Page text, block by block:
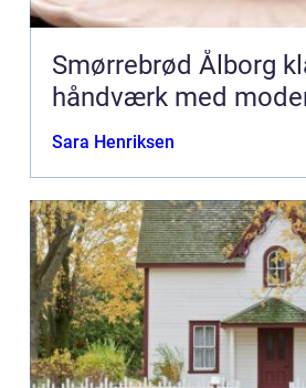
Smørrebrød Ålborg klassisk
håndværk med
Sara Henriksen